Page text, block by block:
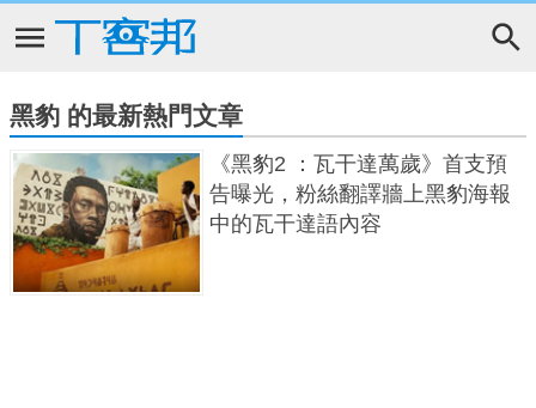
黑豹 的最新熱門文章
《黑豹2 ：瓦干達萬歲》首支預
告曝光，粉絲翻譯牆上黑豹海報
中的瓦干達語內容